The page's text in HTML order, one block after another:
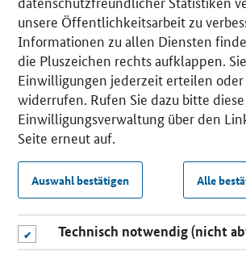
unsere Öffentlichkeitsarbeit zu
Informationen zu allen Diensten
die Pluszeichen rechts aufklappen.
Einwilligungen jederzeit erteilen
widerrufen. Rufen Sie dazu bitte diese
Einwilligungsverwaltung über den
Seite erneut auf.
Auswahl bestätigen Alle
Technisch notwendig (nicht